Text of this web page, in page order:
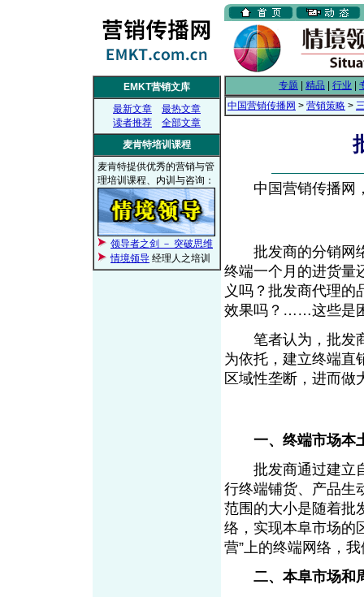
EMKT营销文库
最新文章
最热文章
读者推荐
全部文章
麦肯特培训课程
麦肯特提供优秀的营销与管
理培训课程、内训与咨询：
领导者之剑 － 突破思维
情境领导 经理人之培训
专题 精品 行业
中国营销传播网 > 营销策略 >
中国营销传播网
批发商的分销网络
终端一个月的进货量
义吗？批发商代理的
效果吗？……这些是
笔者认为，批发商
为依托，建立终端直
区域性垄断，进
一、终端市场本
批发商通过建立自
行终端铺货、产品生
范围的大小是随着批
络，实现本阜市场的
营”上的终端网络，
二、本阜市场和